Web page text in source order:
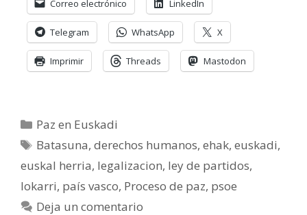
Correo electrónico LinkedIn
Telegram WhatsApp X
Imprimir Threads Mastodon
Categorías
Paz en Euskadi
Etiquetas
Batasuna,derechos humanos,ehak,euskadi,
euskal herria, legalizacion, ley de partidos,
lokarri, país vasco, Proceso de paz, psoe
Deja un comentario